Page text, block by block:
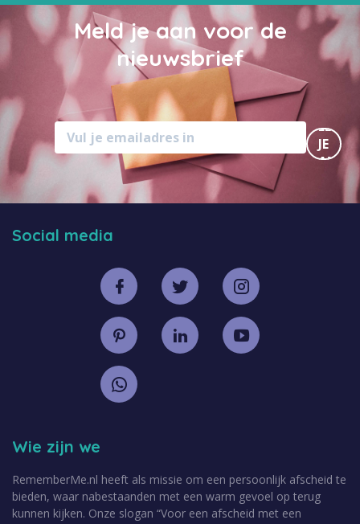
Meld je aan voor de
nieuwsbrief
MELD
JE
AAN
Wie zijn we
RememberMe.nl heeft als missie om een persoonlijk afscheid te
bieden, waar nabestaanden met een warm gevoel op terug
kunnen kijken. Onze slogan “Voor een afscheid met een
Social media